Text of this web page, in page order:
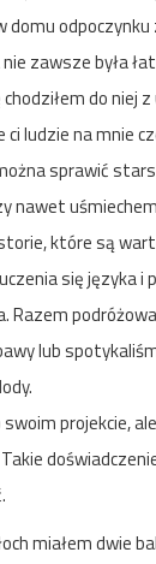
domu
zawsze była
do niej
ludzie na mnie
sprawić
nawet
które są
się języka i
Razem
lub
projekcie,
miałem dwie